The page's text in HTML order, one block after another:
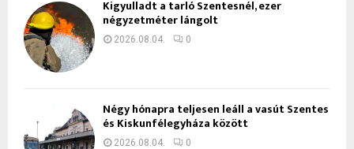
Kigyulladt a tarló Szentesnél, ezer
négyzetméter lángolt
2026.08.04. 0
Négy hónapra teljesen leáll a vasút Szentes
és Kiskunfélegyháza között
2026.08.04. 0